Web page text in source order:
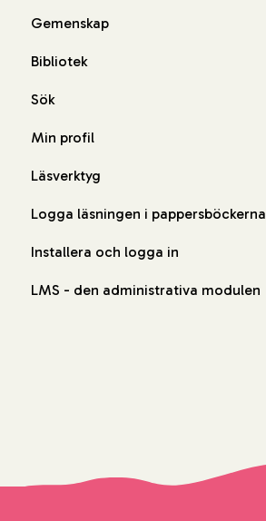
Gemenskap
Bibliotek
Sök
Min profil
Läsverktyg
Logga läsningen i pappersböckerna
Installera och logga in
LMS - den administrativa modulen